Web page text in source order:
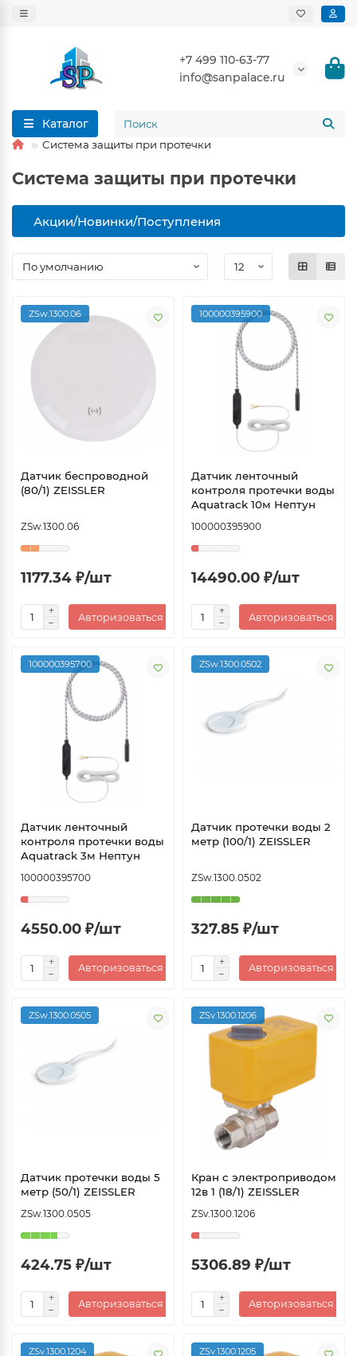
+7 499 110-63-77
info@sanpalace.ru
Каталог
Система защиты при протечки
Система защиты при протечки
Акции/Новинки/Поступления
ZSw.1300.06
Датчик беспроводной
(80/1) ZEISSLER
ZSw.1300.06
1177.34 ₽/шт
Авторизоваться
100000395900
Датчик ленточный
контроля протечки воды
Aquatrack 10м Нептун
100000395900
14490.00 ₽/шт
Авторизоваться
100000395700
Датчик ленточный
контроля протечки воды
Aquatrack 3м Нептун
100000395700
4550.00 ₽/шт
Авторизоваться
ZSw.1300.0502
Датчик протечки воды 2
метр (100/1) ZEISSLER
ZSw.1300.0502
327.85 ₽/шт
Авторизоваться
ZSw.1300.0505
Датчик протечки воды 5
метр (50/1) ZEISSLER
ZSw.1300.0505
424.75 ₽/шт
Авторизоваться
ZSv.1300.1206
Кран с электроприводом
12в 1 (18/1) ZEISSLER
ZSv.1300.1206
5306.89 ₽/шт
Авторизоваться
ZSv.1300.1204 ZSv.1300.1205